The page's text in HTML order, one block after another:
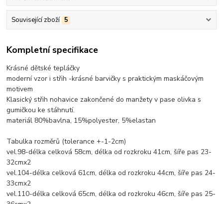
Související zboží 5
Kompletní specifikace
Krásné dětské tepláčky
moderní vzor i střih -krásné barvičky s praktickým maskáčovým
motivem
Klasický střih nohavice zakončené do manžety v pase olivka s
gumičkou ke stáhnutí.
materiál 80%bavlna, 15%polyester, 5%elastan
Tabulka rozměrů (tolerance +-1-2cm)
vel.98-délka celková 58cm, délka od rozkroku 41cm, šíře pas 23-
32cmx2
vel.104-délka celková 61cm, délka od rozkroku 44cm, šíře pas 24-
33cmx2
vel.110-délka celková 65cm, délka od rozkroku 46cm, šíře pas 25-